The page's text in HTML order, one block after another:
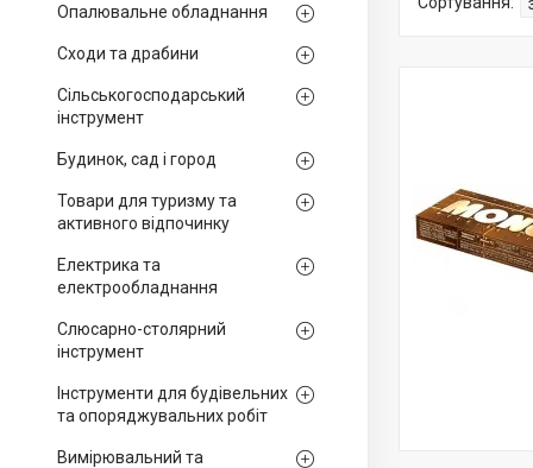
Опалювальне обладнання
Сходи та драбини
Сільськогосподарський
інструмент
Будинок, сад і город
Товари для туризму та
активного відпочинку
Електрика та
електрообладнання
Слюсарно-столярний
інструмент
Інструменти для будівельних
та опоряджувальних робіт
Вимірювальний та